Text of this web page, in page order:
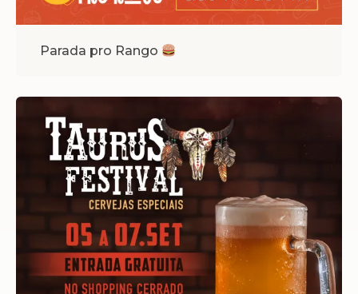
Parada pro Rango